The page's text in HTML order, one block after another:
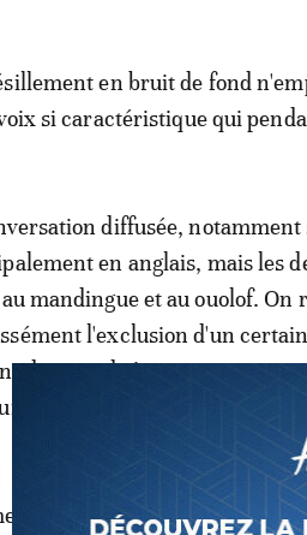
en bruit de fond
si caractéristique qui
diffusée,
en anglais, mais les
mandingue et au ouolof.
l'exclusion d'un
du mois de juin. Les
dans cette période.
se garde en revanche